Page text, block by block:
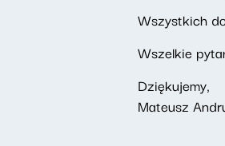
Wszystkich
Wszelkie
Dziękujemy,
Mateusz